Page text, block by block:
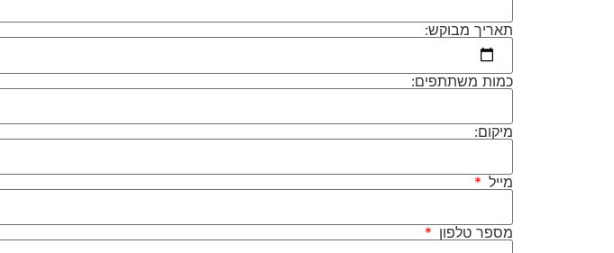
תאריך מבוקש:
כמות משתתפים:
מיקום:
מייל
מספר טלפון